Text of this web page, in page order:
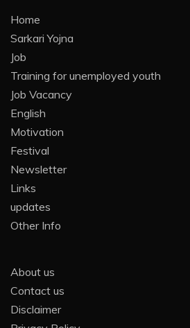
Home
Sarkari Yojna
Job
Training for unemployed youth
Job Vacancy
English
Motivation
Festival
Newsletter
Links
updates
Other Info
About us
Contact us
Disclaimer